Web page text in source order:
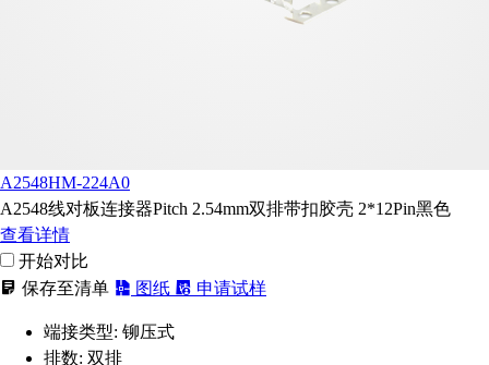
A2548HM-224A0
A2548线对板连接器Pitch 2.54mm双排带扣胶壳 2*12Pin黑色
查看详情
开始对比
保存至清单
图纸 申请试样
端接类型: 铆压式
排数: 双排